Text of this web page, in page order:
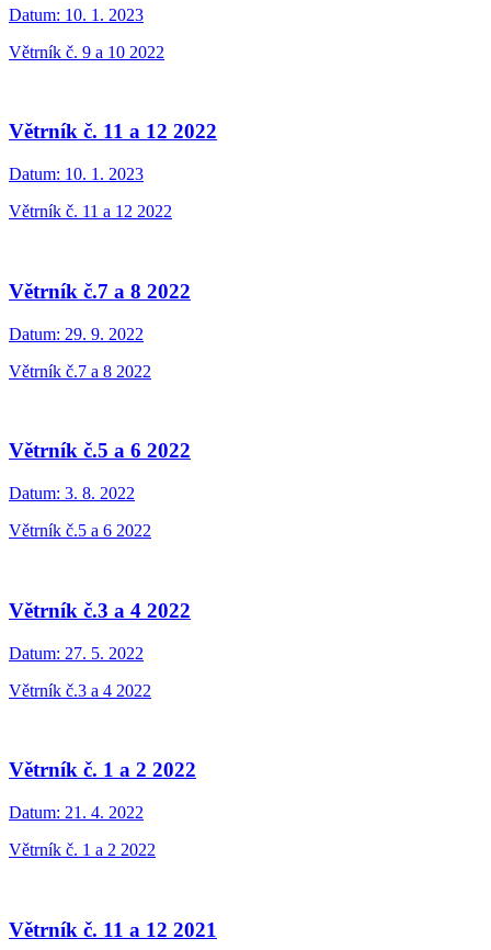
Datum: 10. 1. 2023
Větrník č. 9 a 10 2022
Větrník č. 11 a 12 2022
Datum: 10. 1. 2023
Větrník č. 11 a 12 2022
Větrník č.7 a 8 2022
Datum: 29. 9. 2022
Větrník č.7 a 8 2022
Větrník č.5 a 6 2022
Datum: 3. 8. 2022
Větrník č.5 a 6 2022
Větrník č.3 a 4 2022
Datum: 27. 5. 2022
Větrník č.3 a 4 2022
Větrník č. 1 a 2 2022
Datum: 21. 4. 2022
Větrník č. 1 a 2 2022
Větrník č. 11 a 12 2021